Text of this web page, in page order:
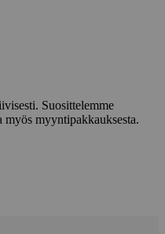
Suosittelemme
myös myyntipakkauksesta.